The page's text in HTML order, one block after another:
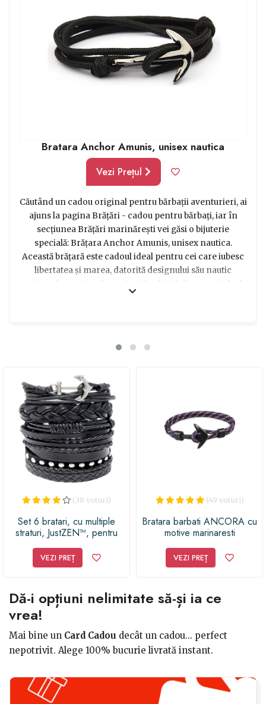
Bratara Anchor Amunis, unisex nautica
Vezi Prețul
Căutând un cadou original pentru bărbații aventurieri, ai
ajuns la pagina Brățări - cadou pentru bărbați, iar în
secțiunea Brățări marinărești vei găsi o bijuterie
specială: Brățara Anchor Amunis, unisex nautica.
Această brățară este cadoul ideal pentru cei care iubesc
libertatea și marea, datorită designului său nautic
inspirat de marinarii curajoși. Realizată din materiale de
purtată la o ținută casual sau elegantă, această bijuterie
celui care o poartă. Alege Brățara Anchor Amunis
pentru a surprinde plăcut un bărbat special din viața ta și
transformă momentele într-o aventură marină!
(38 voturi)
Set 6 bratari, cu multiple
straturi, JustZEN™, pentru
neagra cu ancora, inchidere
ajustabila
VEZI PREȚ
(49 voturi)
Bratara barbati ANCORA cu
motive marinaresti
VEZI PREȚ
Dă-i opțiuni nelimitate să-și ia ce
vrea!
Mai bine un Card Cadou decât un cadou... perfect
nepotrivit. Alege 100% bucurie livrată instant.